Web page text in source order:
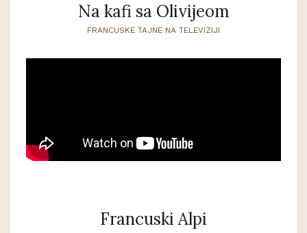
Na kafi sa Olivijeom
FRANCUSKE TAJNE NA TELEVIZIJI
Francuski Alpi